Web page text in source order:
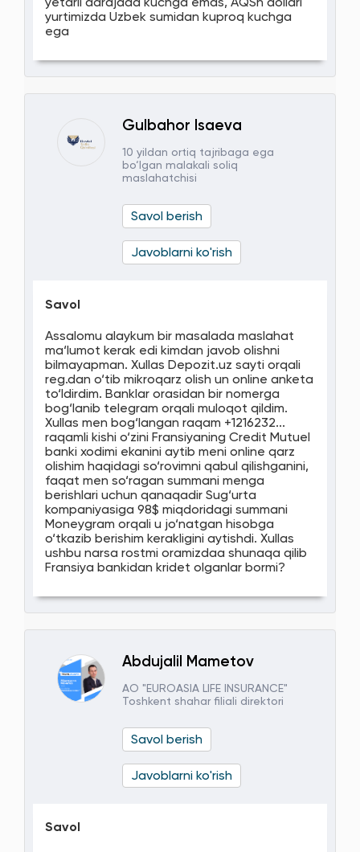
yetarli darajada kuchga emas, AQSh dollari
yurtimizda Uzbek sumidan kuproq kuchga
ega
Gulbahor Isaeva
10 yildan ortiq tajribaga ega
bo‘lgan malakali soliq
maslahatchisi
Savol berish
Javoblarni ko'rish
Savol
Assalomu alaykum bir masalada maslahat
ma‘lumot kerak edi kimdan javob olishni
bilmayapman. Xullas Depozit.uz sayti orqali
reg.dan o‘tib mikroqarz olish un online anketa
to‘ldirdim. Banklar orasidan bir nomerga
bog‘lanib telegram orqali muloqot qildim.
Xullas men bog‘langan raqam +1216232...
raqamli kishi o‘zini Fransiyaning Credit Mutuel
banki xodimi ekanini aytib meni online qarz
olishim haqidagi so‘rovimni qabul qilishganini,
faqat men so‘ragan summani menga
berishlari uchun qanaqadir Sug‘urta
kompaniyasiga 98$ miqdoridagi summani
Moneygram orqali u jo‘natgan hisobga
o‘tkazib berishim kerakligini aytishdi. Xullas
ushbu narsa rostmi oramizdaa shunaqa qilib
Fransiya bankidan kridet olganlar bormi?
Abdujalil Mametov
АО "EUROASIA LIFE INSURANCE"
Toshkent shahar filiali direktori
Savol berish
Javoblarni ko'rish
Savol